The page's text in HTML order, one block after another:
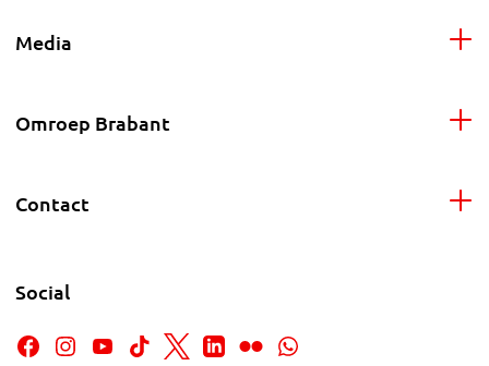
Media
Omroep Brabant
Contact
Social